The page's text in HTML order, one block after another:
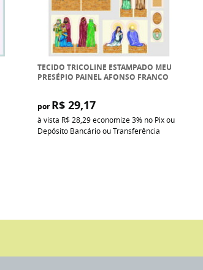
TECIDO TRICOLINE ESTAMPADO MEU
PRESÉPIO PAINEL AFONSO FRANCO
por R$ 29,17
à vista R$ 28,29economize3% no Pix ou
Depósito Bancário ou Transferência